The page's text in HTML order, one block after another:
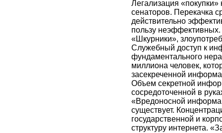
Легализация «покупки»
сенаторов. Перекачка
действительно
пользу
«Шкурники»,
Служебный доступ к
фундаментального
миллиона человек,
засекреченной
Объем секретной
сосредоточенной в
«Вредоносной
существует.
государственной и
структуру интернета.